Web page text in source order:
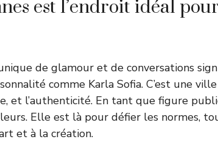
est l’endroit idéal
de glamour et de conversations
comme Karla Sofia. C’est une
et l’authenticité. En tant que figure
Elle est là pour défier les normes,
et à la création.